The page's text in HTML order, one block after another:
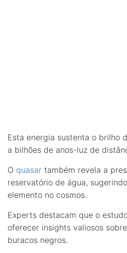
Esta energia sustenta o brilho
a bilhões de anos-luz de
O quasar também revela a
reservatório de água,
elemento no cosmos.
Experts destacam que o
oferecer insights valiosos
buracos negros.